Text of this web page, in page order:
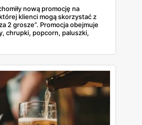
nową promocję na
klienci mogą skorzystać z
2 grosze”. Promocja obejmuje
chrupki, popcorn, paluszki,